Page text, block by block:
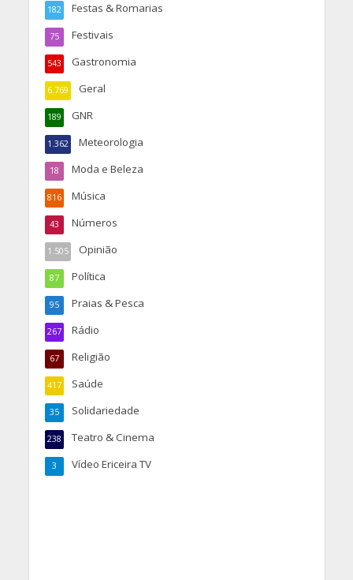
Festas & Romarias
182
Festivais
75
Gastronomia
543
Geral
6.769
GNR
189
Meteorologia
1.362
Moda e Beleza
18
Música
816
Números
43
Opinião
1.505
Política
87
Praias & Pesca
95
Rádio
267
Religião
67
Saúde
417
Solidariedade
35
Teatro & Cinema
238
Vídeo Ericeira TV
3